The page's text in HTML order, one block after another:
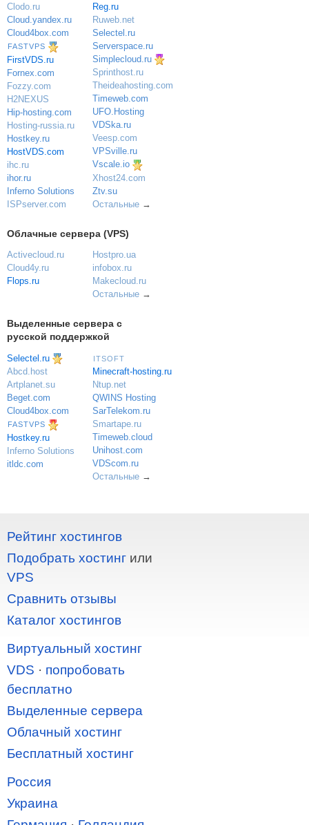
Clodo.ru
Cloud.yandex.ru
Cloud4box.com
FASTVPS
FirstVDS.ru
Fornex.com
Fozzy.com
H2NEXUS
Hip-hosting.com
Hosting-russia.ru
Hostkey.ru
HostVDS.com
ihc.ru
ihor.ru
Inferno Solutions
ISPserver.com
Reg.ru
Ruweb.net
Selectel.ru
Serverspace.ru
Simplecloud.ru
Sprinthost.ru
Theideahosting.com
Timeweb.com
UFO.Hosting
VDSka.ru
Veesp.com
VPSville.ru
Vscale.io
Xhost24.com
Ztv.su
Остальные→
Облачные сервера (VPS)
Activecloud.ru
Cloud4y.ru
Flops.ru
Hostpro.ua
infobox.ru
Makecloud.ru
Остальные→
Выделенные сервера с
русской поддержкой
Selectel.ru
Abcd.host
Artplanet.su
Beget.com
Cloud4box.com
FASTVPS
Hostkey.ru
Inferno Solutions
itldc.com
ITSOFT
Minecraft-hosting.ru
Ntup.net
QWINS Hosting
SarTelekom.ru
Smartape.ru
Timeweb.cloud
Unihost.com
VDScom.ru
Остальные→
Рейтинг хостингов
Подобрать хостинг или
VPS
Сравнить отзывы
Каталог хостингов
Виртуальный хостинг
VDS · попробовать
бесплатно
Выделенные сервера
Облачный хостинг
Бесплатный хостинг
Россия
Украина